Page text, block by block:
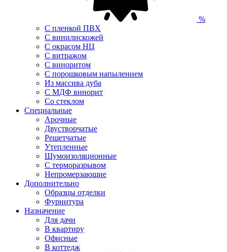
%
С пленкой ПВХ
С винилискожей
С окрасом НЦ
С витражом
С виноритом
С порошковым напылением
Из массива дуба
С МДФ винорит
Со стеклом
Специальные
Арочные
Двустворчатые
Решетчатые
Утепленные
Шумоизоляционные
С терморазрывом
Непромерзающие
Дополнительно
Образцы отделки
Фурнитура
Назначение
Для дачи
В квартиру
Офисные
В коттедж